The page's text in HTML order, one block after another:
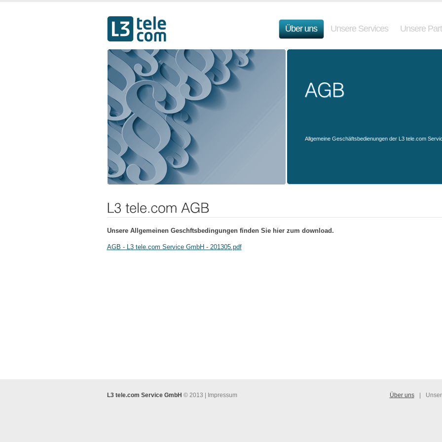
Über uns Unsere Services Unsere
Allgemeine Geschäftsbedienungen der L3 tele.com
Unsere Allgemeinen Geschftsbedingungen finden Sie hier zum download.
AGB - L3 tele.com Service GmbH - 201305.pdf
L3 tele.com Service GmbH © 2013 | Impressum Über uns